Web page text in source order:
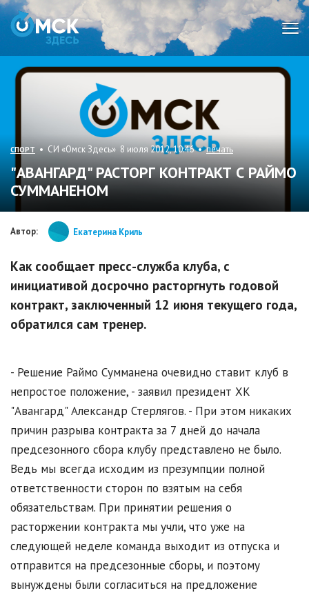
СПОРТ • СИ «Омск Здесь» 8 июля 2012, 10:46 •печать
"АВАНГАРД" РАСТОРГ КОНТРАКТ С РАЙМО
СУММАНЕНОМ
Автор: Екатерина Криль
Как сообщает пресс-служба клуба, с
инициативой досрочно расторгнуть годовой
контракт, заключенный 12 июня текущего года,
обратился сам тренер.
- Решение Раймо Сумманена очевидно ставит клуб в
непростое положение, - заявил президент ХК
"Авангард" Александр Стерлягов. - При этом никаких
причин разрыва контракта за 7 дней до начала
предсезонного сбора клубу представлено не было.
Ведь мы всегда исходим из презумпции полной
ответственности сторон по взятым на себя
обязательствам. При принятии решения о
расторжении контракта мы учли, что уже на
следующей неделе команда выходит из отпуска и
отправится на предсезонные сборы, и поэтому
вынуждены были согласиться на предложение